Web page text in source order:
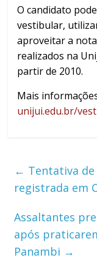
O candidato
vestibular,
aproveitar a
realizados na
partir de 2010.
Mais
unijui.edu.br/
← Tentativa
registrada em
Assaltantes
após
Panambi →